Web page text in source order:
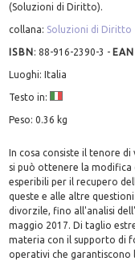
(Soluzioni di Diritto).
collana: Soluzioni di Diritto
ISBN:88-916-2390-3 -
Luoghi: Italia
Testo in:
Peso: 0.36 kg
In cosa consiste il tenore
si può ottenere la modifica
esperibili per il recupero
queste e alle altre
divorzile, fino all'analisi
maggio 2017. Di taglio
materia con il supporto di
operativi che